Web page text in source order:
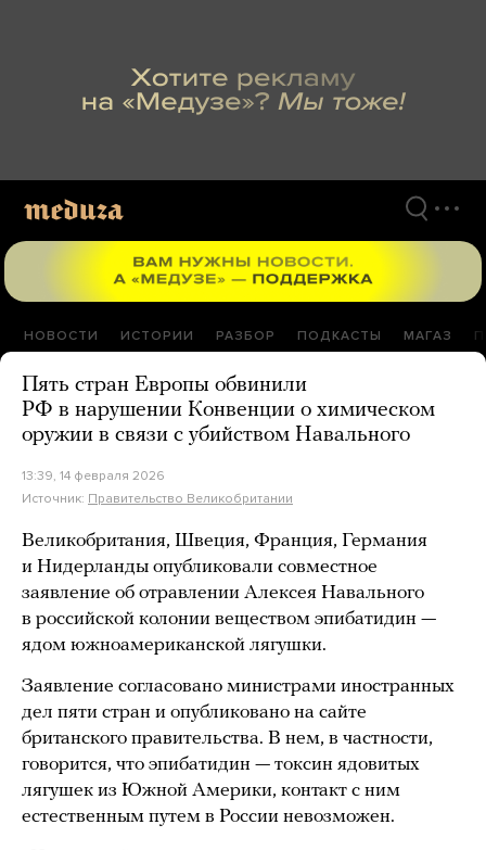
НОВОСТИ ИСТОРИИ РАЗБОР ПОДКАСТЫ МАГАЗ
Пять стран Европы обвинили
РФ в нарушении Конвенции о химическом
оружии в связи с убийством Навального
13:39, 14 февраля 2026
Источник: Правительство Великобритании
Великобритания, Швеция, Франция, Германия
и Нидерланды опубликовали совместное
заявление об отравлении Алексея Навального
в российской колонии веществом эпибатидин —
ядом южноамериканской лягушки.
Заявление согласовано министрами иностранных
дел пяти стран и опубликовано на сайте
британского правительства. В нем, в частности,
говорится, что эпибатидин — токсин ядовитых
лягушек из Южной Америки, контакт с ним
естественным путем в России невозможен.